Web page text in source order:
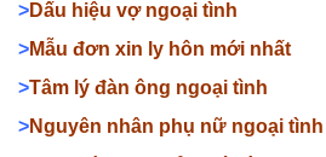
>Dấu hiệu vợ ngoại tình
>Mẫu đơn xin ly hôn mới nhất
>Tâm lý đàn ông ngoại tình
>Nguyên nhân phụ nữ ngoại tình